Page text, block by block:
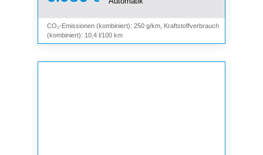
CO₂-Emissionen (kombiniert): 250 g/km, Kraftstoffverbrauch
(kombiniert): 10,4 l/100 km